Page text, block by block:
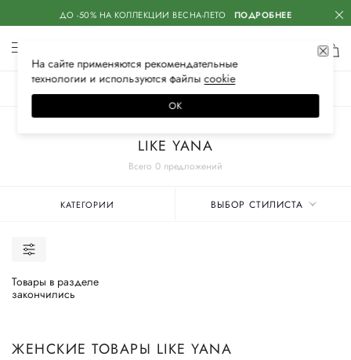
ДО -50% НА КОЛЛЕКЦИИ ВЕСНА-ЛЕТО ПОДРОБНЕЕ
Всего 0 предложений
LIKE YANA
КАТЕГОРИИ ВЫБОР СТИЛИСТА
Товары в разделе
закончились
ЖЕНСКИЕ ТОВАРЫ LIKE YANA
На сайте применяются рекомендательные
технологии и используются файлысооkiе
ОК